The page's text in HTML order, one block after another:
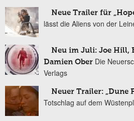
Neue Trailer für
lässt die Aliens von der
Neu im Juli: Joe Hill,
Damien Ober Die
Verlags
Neuer Trailer: „Dune
Totschlag auf dem